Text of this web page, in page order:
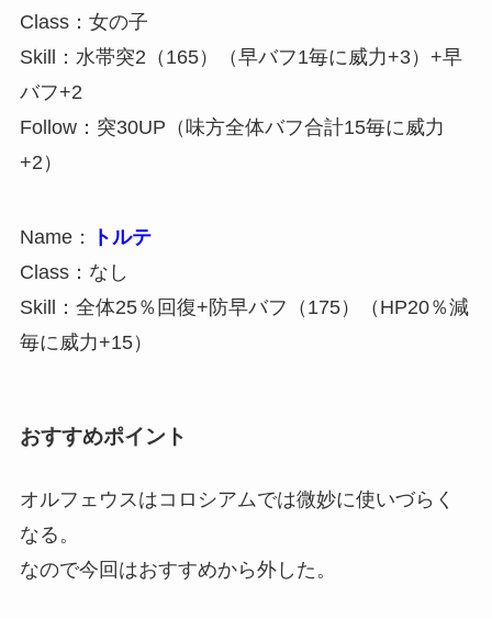
Class：女の子
Skill：水帯突2（165）（早バフ1毎に威力+3）+早
バフ+2
Follow：突30UP（味方全体バフ合計15毎に威力
+2）
Name：
トルテ
Class：なし
Skill：全体25％回復+防早バフ（175）（HP20％減
毎に威力+15）
おすすめポイント
オルフェウスはコロシアムでは微妙に使いづらく
なる。
なので今回はおすすめから外した。